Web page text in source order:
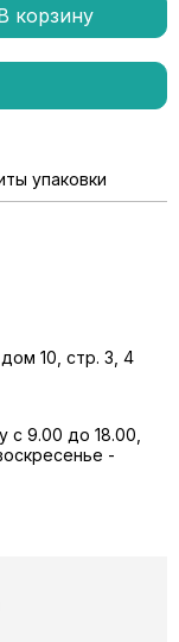
корзину
упаковки
10, стр. 3, 4
с 9.00 до 18.00,
-